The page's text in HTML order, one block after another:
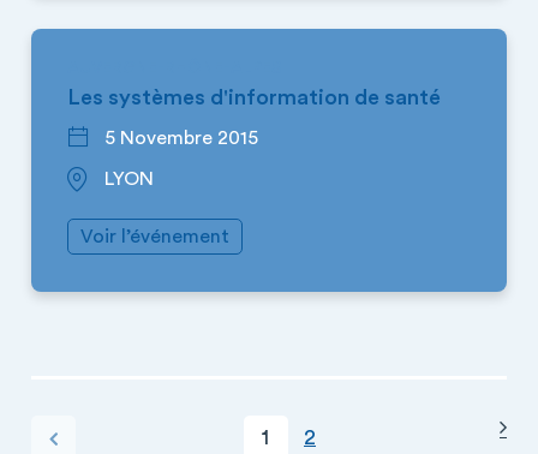
Les systèmes d'information de santé
5 Novembre 2015
LYON
Voir l’événement
PAGINATION
précédente Page courante
1 Page
2